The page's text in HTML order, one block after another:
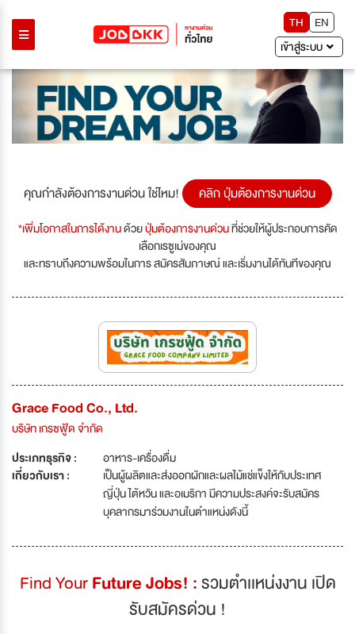
TH
EN
เข้าสู่ระบบ
คุณกำลังต้องการงานด่วน ใช่ไหม! คลิก ปุ่มต้องการงานด่วน
*เพิ่มโอกาสในการได้งานด้วยปุ่มต้องการงานด่วนที่ช่วยให้ผู้ประกอบการคัด
เลือกเรซูเม่ของคุณ
และทราบถึงความพร้อมในการ สมัครสัมภาษณ์ และเริ่มงานได้ทันทีของคุณ
Grace Food Co., Ltd.
บริษัท เกรซฟู้ด จำกัด
ประเภทธุรกิจ :
อาหาร-เครื่องดื่ม
เกี่ยวกับเรา :
เป็นผู้ผลิตและส่งออกผักและผลไม้แช่แข็งให้กับประเทศ
ญี่ปุ่น ไต้หวัน และอเมริกา มีความประสงค์จะรับสมัคร
บุคลากรมาร่วมงานในตำแหน่งดังนี้
Find YourFuture Jobs! :รวมตำเเหน่งงาน เปิด
รับสมัครด่วน !